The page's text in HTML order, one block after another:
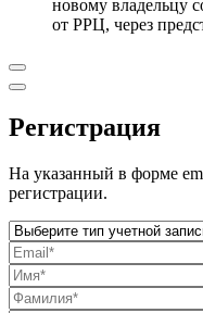
новому владельцу
от РРЦ, через
Регистрация
На указанный в форме
регистрации.